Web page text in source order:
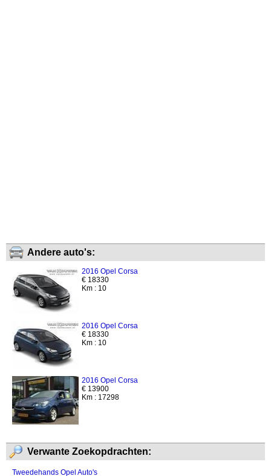
Andere auto's:
2016 Opel Corsa
€ 18330
Km : 10
2016 Opel Corsa
€ 18330
Km : 10
2016 Opel Corsa
€ 13900
Km : 17298
Verwante Zoekopdrachten:
Tweedehands Opel Auto's